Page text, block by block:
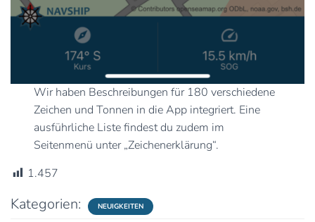
Wir haben Beschreibungen für 180 verschiedene
Zeichen und Tonnen in die App integriert. Eine
ausführliche Liste findest du zudem im
Seitenmenü unter „Zeichenerklärung“.
1.457
Kategorien: NEUIGKEITEN